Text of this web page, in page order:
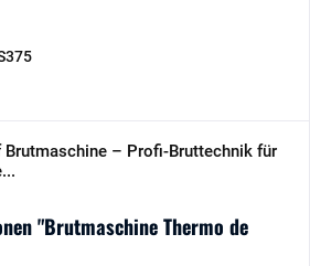
Brutmaschine – Profi-Bruttechnik für
"Brutmaschine Thermo de